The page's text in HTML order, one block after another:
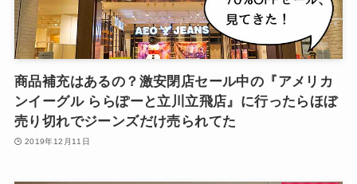
商品補充はあるの？激安閉店セール中の『アメリカ
ンイーグル ららぽーと立川立飛店』に行ったらほぼ
売り切れでジーンズだけ売られてた
2019年12月11日